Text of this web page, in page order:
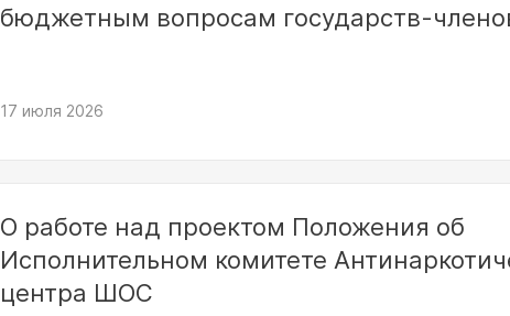
бюджетным вопросам государств-
17 июля 2026
О работе над проектом Положения об
Исполнительном комитете
центра ШОС